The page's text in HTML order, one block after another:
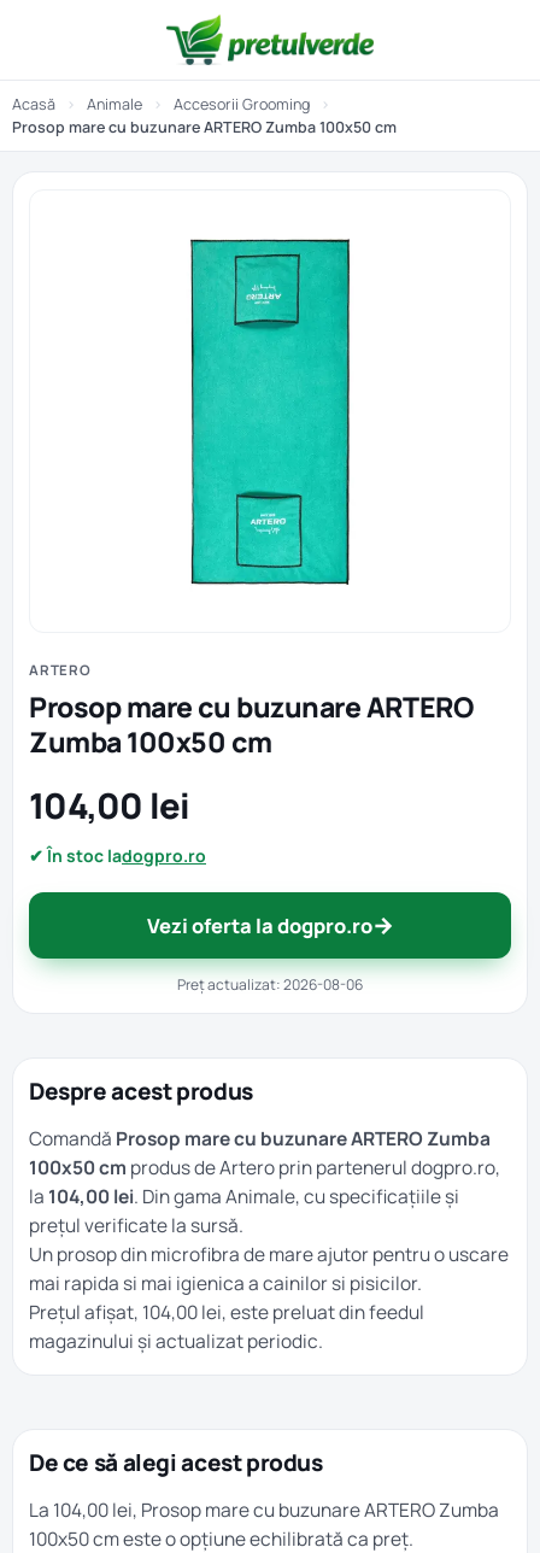
Acasă › Animale › Accesorii Grooming
›
Prosop mare cu buzunare ARTERO Zumba 100x50 cm
ARTERO
Prosop mare cu buzunare ARTERO
Zumba 100x50 cm
104,00 lei
✔ În stoc ladogpro.ro
Vezi oferta la dogpro.ro→
Preț actualizat: 2026-08-06
Despre acest produs
Comandă Prosop mare cu buzunare ARTERO Zumba
100x50 cm produs de Artero prin partenerul dogpro.ro,
la 104,00 lei. Din gamaAnimale, cu specificațiile și
prețul verificate la sursă.
Un prosop din microfibra de mare ajutor pentru o uscare
mai rapida si mai igienica a cainilor si pisicilor.
Prețul afișat, 104,00 lei, este preluat din feedul
magazinului și actualizat periodic.
De ce să alegi acest produs
La 104,00 lei, Prosop mare cu buzunare ARTERO Zumba
100x50 cm este o opțiune echilibrată ca preț.